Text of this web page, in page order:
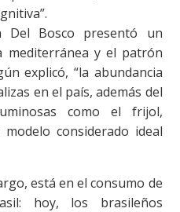
Del Bosco presentó un
mediterránea y el patrón
explicó, “la abundancia
en el país, además del
como el frijol,
considerado ideal
está en el consumo de
hoy, los brasileños